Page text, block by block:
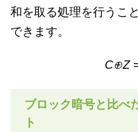
和を取る処理を行うこ
できます。
C⊕Z
ブロック暗号と比べ
ト